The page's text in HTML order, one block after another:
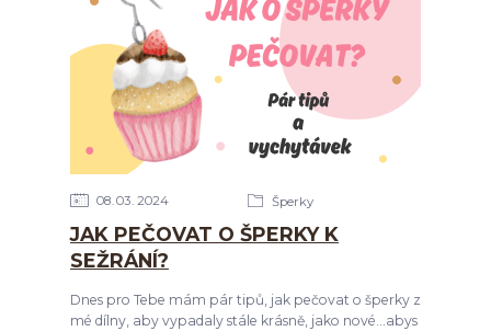
08 03 2024 Šperky
JAK PEČOVAT O ŠPERKY K
SEŽRÁNÍ?
Dnes pro Tebe mám pár tipů, jak pečovat o šperky z
mé dílny, aby vypadaly stále krásně, jako nové...abys